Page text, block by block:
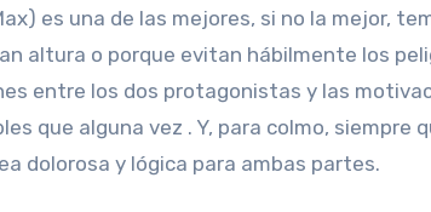
es una de las mejores, si no la mejor,
altura o porque evitan hábilmente los
entre los dos protagonistas y las
que alguna vez . Y, para colmo, siempre
dolorosa y lógica para ambas partes.